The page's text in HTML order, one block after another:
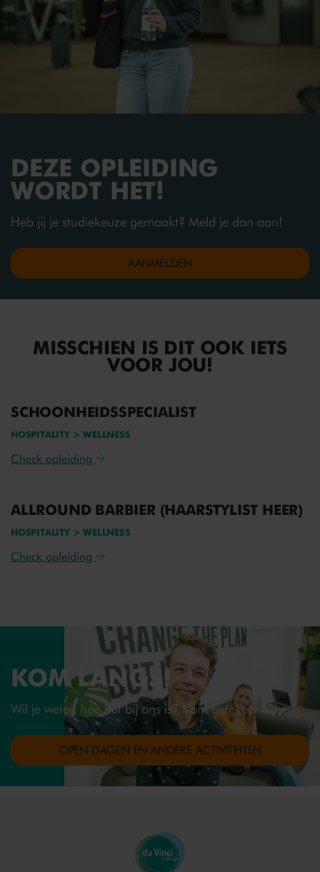
BEKIJK HIER DE BBL VARIANT
belangrijke sites van andere instanties.
DEZE OPLEIDING
WORDT HET!
Heb jij je studiekeuze gemaakt? Meld je dan aan!
AANMELDEN
MISSCHIEN IS DIT OOK IETS
VOOR JOU!
SCHOONHEIDSSPECIALIST
HOSPITALITY > WELLNESS
Check opleiding
ALLROUND BARBIER (HAARSTYLIST HEER)
HOSPITALITY > WELLNESS
Check opleiding
KOM LANGS!
Wil je weten hoe het bij ons is? Kom een keer kijken.
OPEN DAGEN EN ANDERE ACTIVITEITEN